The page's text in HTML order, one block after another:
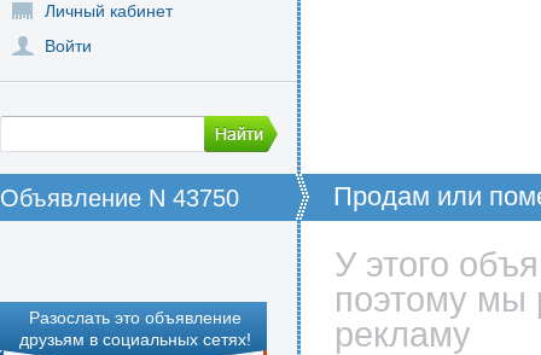
Личный кабинет
Войти
Объявление N 43750
Продам или
Красноярске ,
380, 15 соток
Разослать это объявление
друзьям в социальных сетях!
У этого
поэтому мы
рекламу